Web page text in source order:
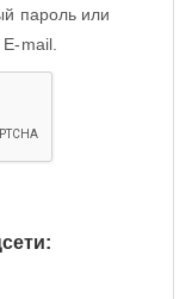
пароль или
mail.